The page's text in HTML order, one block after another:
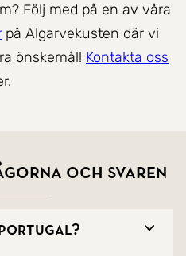
Följ med på en av våra
på Algarvekusten där vi
önskemål! Kontakta oss
och svaren